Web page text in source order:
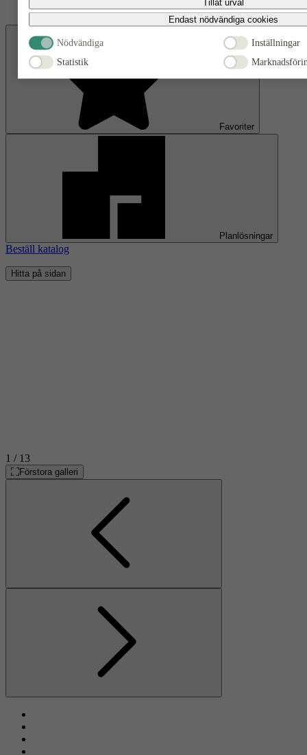
Tillåt urval
Endast nödvändiga cookies
Nödvändiga
Inställningar
Statistik
undermeny för Säljkontor
Favoriter
Planlösningar
Beställ katalog
Hitta på sidan
1 / 13
Förstora galleri
Föregående
Nästa